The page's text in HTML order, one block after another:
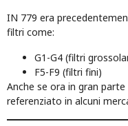
IN 779 era
filtri come:
G1-G4 (filtri
F5-F9 (filtri fini)
Anche se ora in gran
referenziato in alcuni